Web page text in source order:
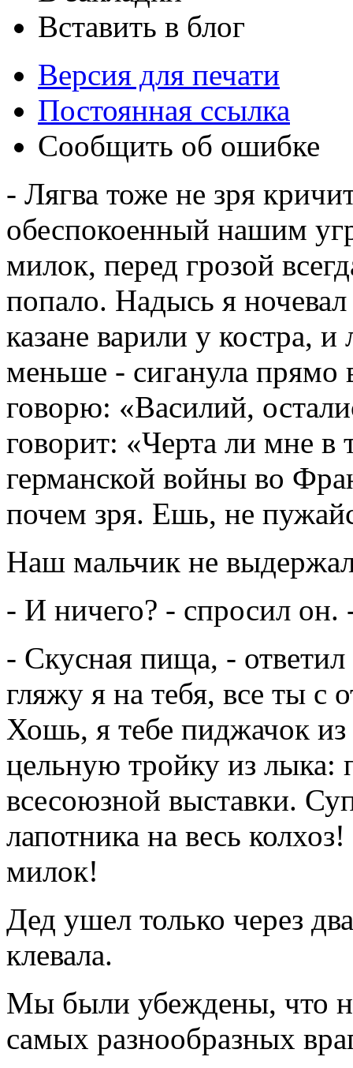
Вставить в блог
Версия для печати
Постоянная ссылка
Сообщить об ошибке
- Лягва тоже не зря
обеспокоенный нашим
милок, перед грозой
попало. Надысь я
казане варили у костра, и
меньше - сиганула прямо
говорю: «Василий,
говорит: «Черта ли мне в
германской войны во
почем зря. Ешь, не
Наш мальчик не
- И ничего? - спросил
- Скусная пища, -
гляжу я на тебя, все ты
Хошь, я тебе пиджачок
цельную тройку из
всесоюзной выставки.
лапотника на весь
милок!
Дед ушел только через
клевала.
Мы были убеждены, что
самых разнообразных